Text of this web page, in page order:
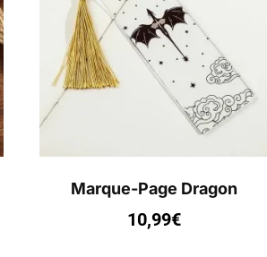
Marque-Page Dragon
10,99€